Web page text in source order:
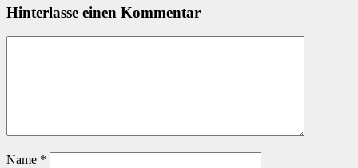
Hinterlasse einen Kommentar
Name *